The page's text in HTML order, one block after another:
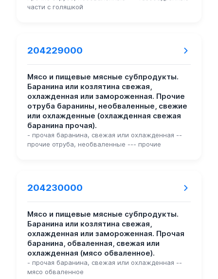
части с голяшкой
204229000
Мясо и пищевые мясные субпродукты.
Баранина или козлятина свежая,
охлажденная или замороженная. Прочие
отруба баранины, необваленные, свежие
или охлажденные (охлажденная свежая
баранина прочая).
- прочая баранина, свежая или охлажденная --
прочие отруба, необваленные --- прочие
204230000
Мясо и пищевые мясные субпродукты.
Баранина или козлятина свежая,
охлажденная или замороженная. Прочая
баранина, обваленная, свежая или
охлажденная (мясо обваленное).
- прочая баранина, свежая или охлажденная --
мясо обваленное